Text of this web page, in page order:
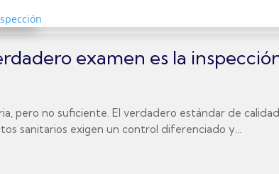
examen es la
pero no suficiente. El verdadero estándar de
sanitarios exigen un control diferenciado y...